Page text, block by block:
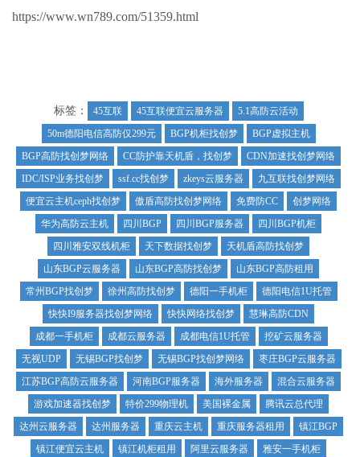
https://www.wn789.com/51359.html
标签： 45互联 45互联便宜云服务器
5.1高防云活动
50m德阳电信高防仅299元
BGP机柜找创梦
BGP虚拟主机
BGP高防找创梦网络
CC防护靠天机盾，找创梦
CDN加速找创梦网络
IDC/ISP业务找创梦
ssf.cc找创梦 zkeys云服务器
九互联找创梦网络
便宜云主机ceph找创梦
傲盾高防找创梦网络 免费防CC
创梦网络
华为高防云主机
四川BGP 四川BGP服务器
四川BGP机柜
四川雅安双线机柜
天下数据找创梦
天机盾高防找创梦
山东BGP云服务器
山东BGP高防找创梦
山东BGP高防租用
常州BGP找创梦
徐州高防找创梦 德阳一手机柜
德阳电信1U托管
快快I9服务器找创梦网络
快快网络找创梦
慧琳高防CDN
成都一手机柜
成都云服务器 成都电信1U托管
挖矿云服务器
无视UDP
无锡BGP找创梦 无锡BGP找创梦网络
枣庄BGP云服务器
江苏BGP高防云服务器
河南BGP服务器 海外服务器
混合云服务器
游戏加速器找创梦
特价299物理机 美国裸金属
腾讯云总代理
达州云服务器
达州服务器 重庆云主机 重庆服务器租用
镇江BGP
镇江便宜云主机
镇江机柜租用 阿里云服务器
雅安一手机柜